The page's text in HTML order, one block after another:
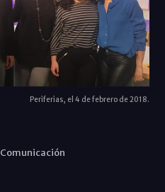
Periferias, el 4 de febrero de 2018.
Comunicación